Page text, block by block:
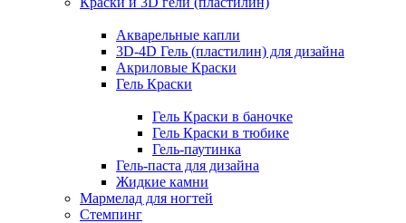
Акварельные капли
3D-4D Гель (пластилин) для дизайна
Акриловые Краски
Гель Краски
Гель Краски в баночке
Гель Краски в тюбике
Гель-паутинка
Гель-паста для дизайна
Жидкие камни
Мармелад для ногтей
Стемпинг